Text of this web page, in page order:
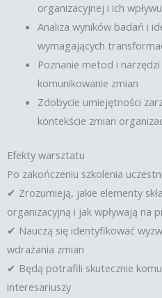
organizacyjnej i ich
Analiza wyników badań i
wymagających
Poznanie metod i
komunikowanie zmian
Zdobycie umiejętności
kontekście zmian
Efekty warsztatu
Po zakończeniu szkolenia
✔ Zrozumieją, jakie elementy
organizacyjną i jak wpływają na
✔ Nauczą się identyfikować
wdrażania zmian
✔ Będą potrafili skutecznie
interesariuszy